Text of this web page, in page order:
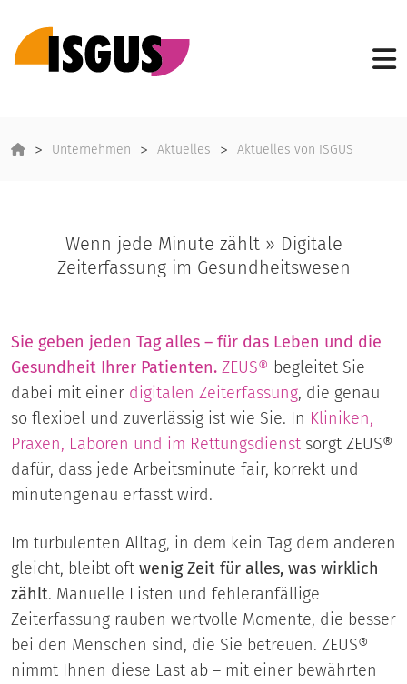
Unternehmen Aktuelles Aktuelles von ISGUS
Wenn jede Minute zählt » Digitale
Zeiterfassung im Gesundheitswesen
Sie geben jeden Tag alles – für das Leben und die
Gesundheit Ihrer Patienten. ZEUS® begleitet Sie
dabei mit einer digitalen Zeiterfassung, die genau
so flexibel und zuverlässig ist wie Sie. In Kliniken,
Praxen, Laboren und im Rettungsdienst sorgt ZEUS®
dafür, dass jede Arbeitsminute fair, korrekt und
minutengenau erfasst wird.
Im turbulenten Alltag, in dem kein Tag dem anderen
gleicht, bleibt oft wenig Zeit für alles, was wirklich
zählt. Manuelle Listen und fehleranfällige
Zeiterfassung rauben wertvolle Momente, die besser
bei den Menschen sind, die Sie betreuen. ZEUS®
nimmt Ihnen diese Last ab – mit einer bewährten